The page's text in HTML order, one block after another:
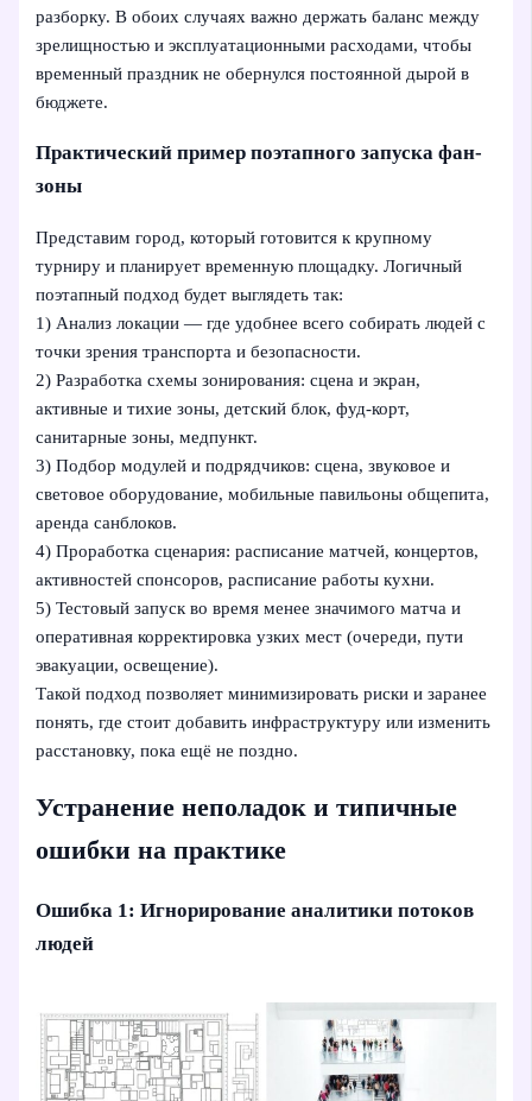
разборку. В обоих случаях важно держать баланс между
зрелищностью и эксплуатационными расходами, чтобы
временный праздник не обернулся постоянной дырой в
бюджете.
Практический пример поэтапного запуска фан-
зоны
Представим город, который готовится к крупному
турниру и планирует временную площадку. Логичный
поэтапный подход будет выглядеть так:
1) Анализ локации — где удобнее всего собирать людей с
точки зрения транспорта и безопасности.
2) Разработка схемы зонирования: сцена и экран,
активные и тихие зоны, детский блок, фуд-корт,
санитарные зоны, медпункт.
3) Подбор модулей и подрядчиков: сцена, звуковое и
световое оборудование, мобильные павильоны общепита,
аренда санблоков.
4) Проработка сценария: расписание матчей, концертов,
активностей спонсоров, расписание работы кухни.
5) Тестовый запуск во время менее значимого матча и
оперативная корректировка узких мест (очереди, пути
эвакуации, освещение).
Такой подход позволяет минимизировать риски и заранее
понять, где стоит добавить инфраструктуру или изменить
расстановку, пока ещё не поздно.
Устранение неполадок и типичные
ошибки на практике
Ошибка 1: Игнорирование аналитики потоков
людей